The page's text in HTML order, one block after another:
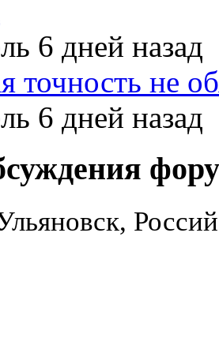
6 дней назад
точность не
6 дней назад